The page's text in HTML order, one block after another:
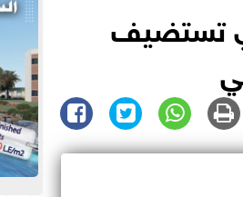
تستضيف